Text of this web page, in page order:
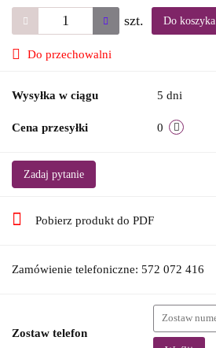
szt. Do koszyka
Do przechowalni
Wysyłka w ciągu 5 dni
Cena przesyłki 0
Zadaj pytanie
Pobierz produkt do PDF
Zamówienie telefoniczne: 572 072 416
Zostaw telefon